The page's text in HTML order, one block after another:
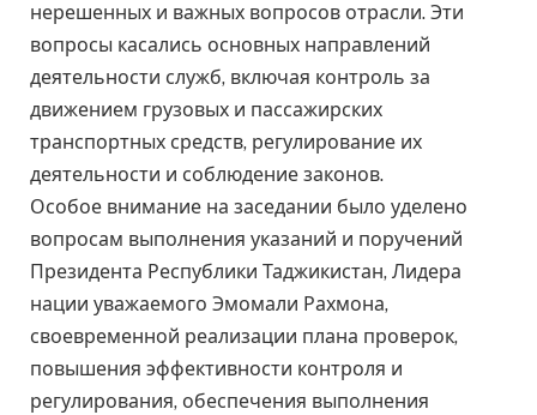
нерешенных и важных вопросов отрасли. Эти
вопросы касались основных направлений
деятельности служб, включая контроль за
движением грузовых и пассажирских
транспортных средств, регулирование их
деятельности и соблюдение законов.
Особое внимание на заседании было уделено
вопросам выполнения указаний и поручений
Президента Республики Таджикистан, Лидера
нации уважаемого Эмомали Рахмона,
своевременной реализации плана проверок,
повышения эффективности контроля и
регулирования, обеспечения выполнения